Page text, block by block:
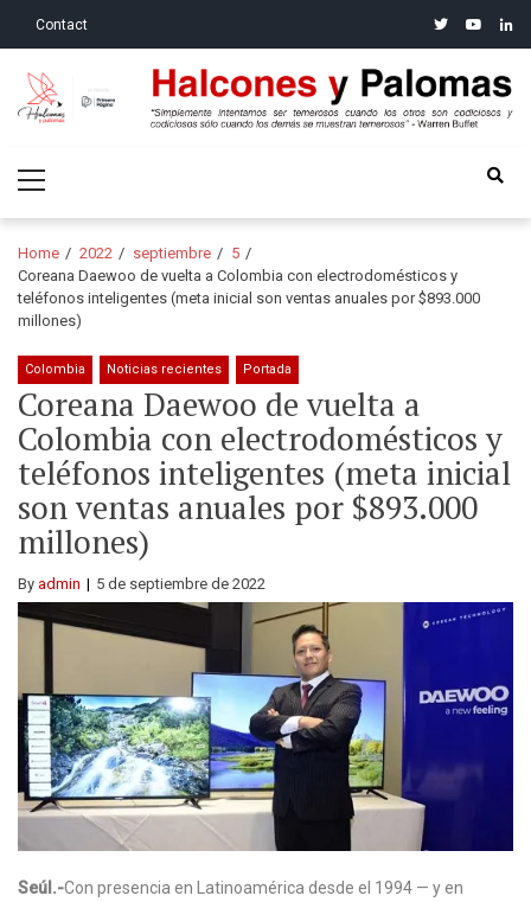
Contact twitteryoutube
Halcones y Palomas
Menu
Home 2022 septiembre
5
Coreana Daewoo de vuelta a Colombia con electrodomésticos y
teléfonos inteligentes (meta inicial son ventas anuales por $893.000
millones)
Colombia Noticias recientes Portada
Coreana Daewoo de vuelta a
Colombia con electrodomésticos y
teléfonos inteligentes (meta inicial
son ventas anuales por $893.000
millones)
By admin 5 de septiembre de 2022
Seúl.-Con presencia en Latinoamérica desde el 1994 — y en